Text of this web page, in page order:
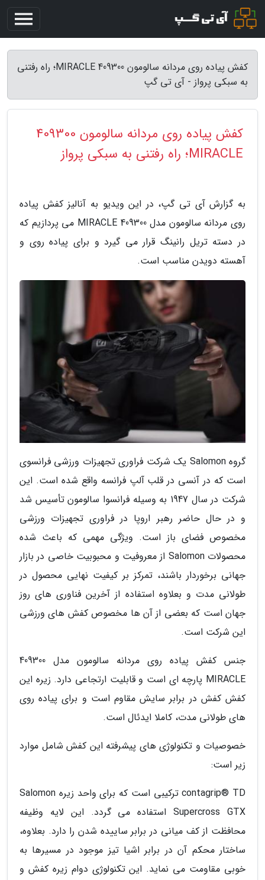
کفش پیاده روی مردانه سالومون 409300 MIRACLE؛ راه رفتنی
به سبکی پرواز - آی تی گپ
کفش پیاده روی مردانه سالومون 409300
MIRACLE؛ راه رفتنی به سبکی پرواز
به گزارش آی تی گپ، در این ویدیو به آنالیز کفش پیاده
روی مردانه سالومون مدل 409300 MIRACLE می پردازیم که
در دسته تریل رانینگ قرار می گیرد و برای پیاده روی و
آهسته دویدن مناسب است.
گروه Salomon یک شرکت فراوری تجهیزات ورزشی فرانسوی
است که در آنسی در قلب آلپ فرانسه واقع شده است. این
شرکت در سال 1947 به وسیله فرانسوا سالومون تأسیس شد
و در حال حاضر رهبر اروپا در فراوری تجهیزات ورزشی
مخصوص فضای باز است. ویژگی مهمی که باعث شده
محصولات Salomon از معروفیت و محبوبیت خاصی در بازار
جهانی برخوردار باشند، تمرکز بر کیفیت نهایی محصول در
طولانی مدت و بعلاوه استفاده از آخرین فناوری های روز
جهان است که بعضی از آن ها مخصوص کفش های ورزشی
این شرکت است.
جنس کفش پیاده روی مردانه سالومون مدل 409300
MIRACLE پارچه ای است و قابلیت ارتجاعی دارد. زیره این
کفش کفش در برابر سایش مقاوم است و برای پیاده روی
های طولانی مدت، کاملا ایدئال است.
خصوصیات و تکنولوژی های پیشرفته این کفش شامل موارد
زیر است:
contagrip® TD ترکیبی است که برای واحد زیره Salomon
Supercross GTX استفاده می گردد. این لایه وظیفه
محافظت از کف میانی در برابر ساییده شدن را دارد. بعلاوه،
ساختار محکم آن در برابر اشیا تیز موجود در مسیرها به
خوبی مقاومت می نماید. این تکنولوژی دوام زیره کفش و